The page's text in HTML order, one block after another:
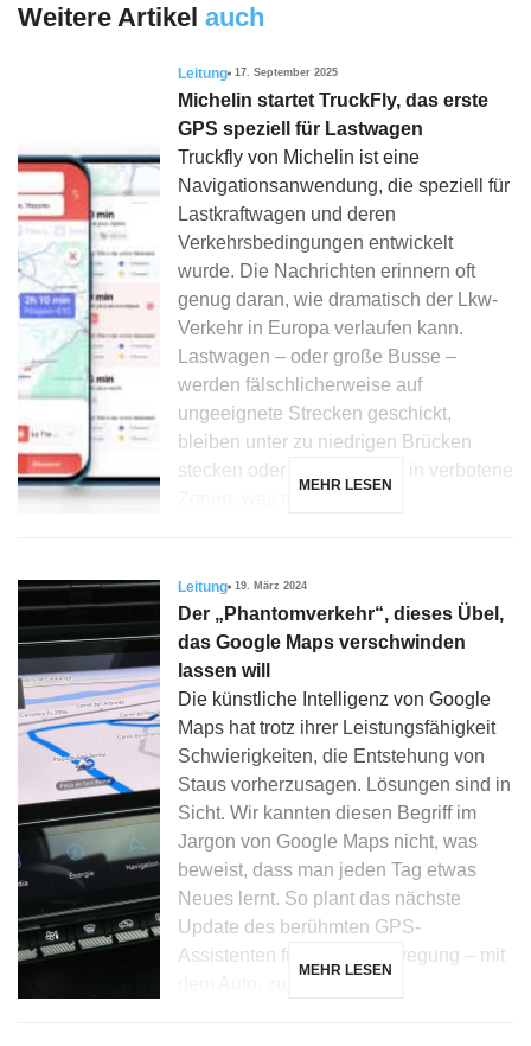
Weitere Artikel auch
Leitung 17. September 2025
Michelin startet TruckFly, das erste
GPS speziell für Lastwagen
Truckfly von Michelin ist eine
Navigationsanwendung, die speziell für
Lastkraftwagen und deren
Verkehrsbedingungen entwickelt
wurde. Die Nachrichten erinnern oft
genug daran, wie dramatisch der Lkw-
Verkehr in Europa verlaufen kann.
Lastwagen – oder große Busse –
werden fälschlicherweise auf
ungeeignete Strecken geschickt,
bleiben unter zu niedrigen Brücken
stecken oder begeben sich in verbotene
MEHR LESEN
Leitung 19. März 2024
Der „Phantomverkehr“, dieses Übel,
das Google Maps verschwinden
lassen will
Die künstliche Intelligenz von Google
Maps hat trotz ihrer Leistungsfähigkeit
Schwierigkeiten, die Entstehung von
Staus vorherzusagen. Lösungen sind in
Sicht. Wir kannten diesen Begriff im
Jargon von Google Maps nicht, was
beweist, dass man jeden Tag etwas
Neues lernt. So plant das nächste
Update des berühmten GPS-
Assistenten für die Fortbewegung – mit
MEHR LESEN